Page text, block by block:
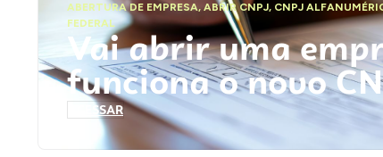
ABERTURA DE EMPRESA,ABRIR CNPJ, CNPJ
FEDERAL
Vai abrir uma
funciona o novo
ACESSAR